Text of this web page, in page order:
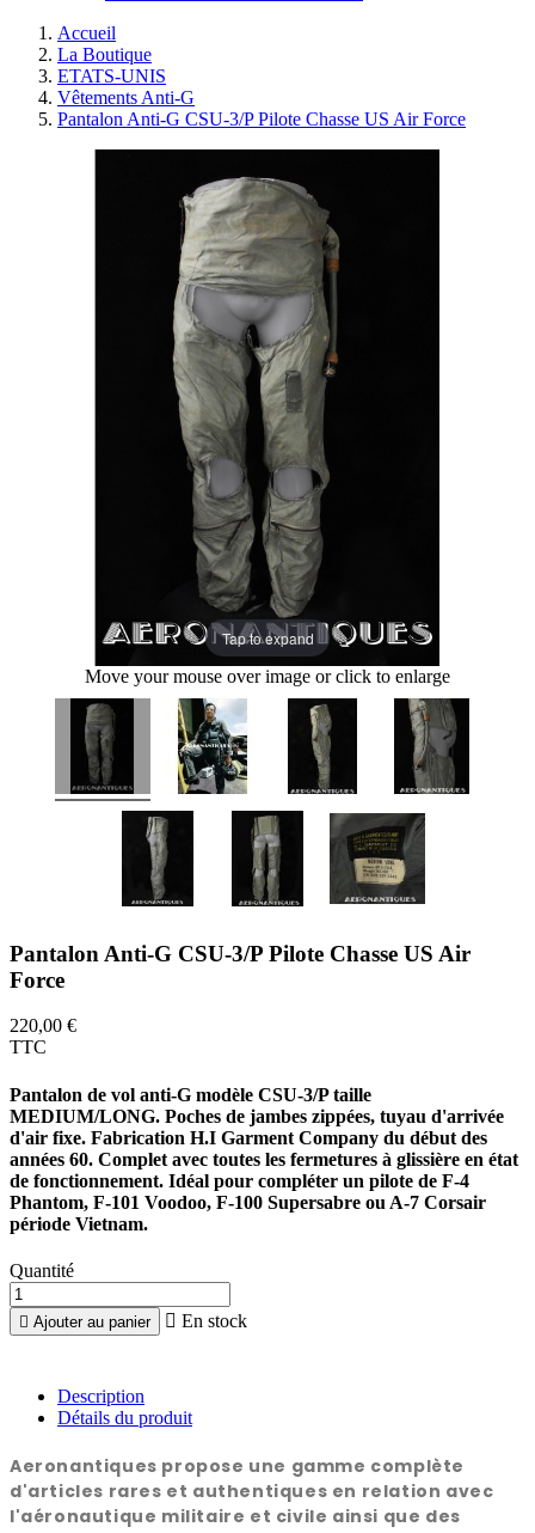
Accueil
La Boutique
ETATS-UNIS
Vêtements Anti-G
Pantalon Anti-G CSU-3/P Pilote Chasse US Air Force
Tap to expand
Move your mouse over image or click to enlarge
Pantalon Anti-G CSU-3/P Pilote Chasse US Air
Force
220,00 €
TTC
Pantalon de vol anti-G modèle CSU-3/P taille
MEDIUM/LONG. Poches de jambes zippées, tuyau d'arrivée
d'air fixe. Fabrication H.I Garment Company du début des
années 60. Complet avec toutes les fermetures à glissière en état
de fonctionnement. Idéal pour compléter un pilote de F-4
Phantom, F-101 Voodoo, F-100 Supersabre ou A-7 Corsair
période Vietnam.
Quantité
 Ajouter au panier  En stock
Description
Détails du produit
Aeronantiques propose une gamme complète
d'articles rares et authentiques en relation avec
l'aéronautique militaire et civile ainsi que des